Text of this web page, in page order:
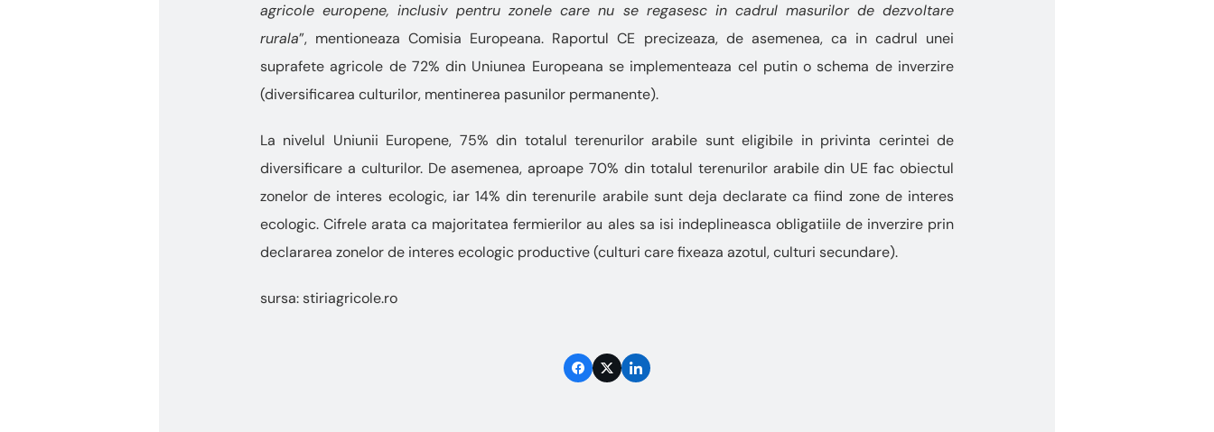
agricole europene, inclusiv pentru zonele care nu se regasesc in cadrul masurilor de dezvoltare
rurala”, mentioneaza Comisia Europeana. Raportul CE precizeaza, de asemenea, ca in cadrul unei
suprafete agricole de 72% din Uniunea Europeana se implementeaza cel putin o schema de inverzire
(diversificarea culturilor, mentinerea pasunilor permanente).
La nivelul Uniunii Europene, 75% din totalul terenurilor arabile sunt eligibile in privinta cerintei de
diversificare a culturilor. De asemenea, aproape 70% din totalul terenurilor arabile din UE fac obiectul
zonelor de interes ecologic, iar 14% din terenurile arabile sunt deja declarate ca fiind zone de interes
ecologic. Cifrele arata ca majoritatea fermierilor au ales sa isi indeplineasca obligatiile de inverzire prin
declararea zonelor de interes ecologic productive (culturi care fixeaza azotul, culturi secundare).
sursa: stiriagricole.ro